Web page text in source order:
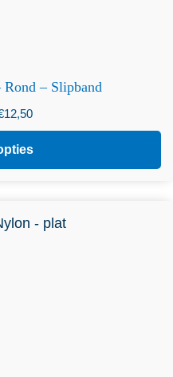
– Slipband
12,50
Deze optie kan
productpagina